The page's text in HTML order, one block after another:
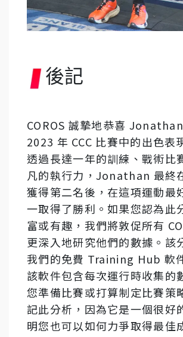
後記
COROS 誠摯地恭喜
2023 年 CCC 比賽中的出色表
透過長達一年的訓練、戰術比
凡的執行力，Jonathan 最終
獲得第二名後，在這項運動最
一取得了勝利。如果您認為此
富或有趣，我們將敦促所有
更深入地研究他們的數據。該
我們的免費 Training Hub 軟
該軟件包含每次運行時收集的
您準備比賽或打算制定比賽策
記此分析，因為它是一個很好
明您也可以如何力爭取得最佳